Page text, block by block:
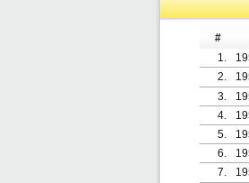
#
1.
2.
3.
4.
5.
6.
7.